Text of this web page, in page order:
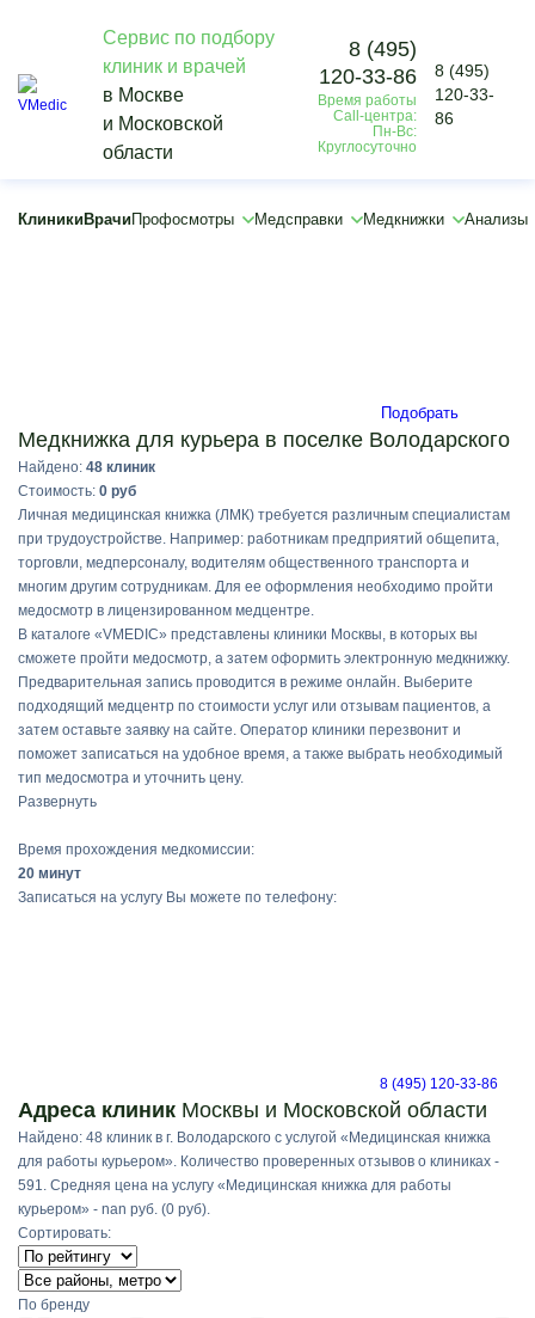
Сервис по подбору
клиник и врачей
в Москве
и Московской
области
8 (495)
120-33-86
Время работы
Call-центра:
Пн-Вс:
Круглосуточно
8 (495)
120-33-
86
Клиники Врачи Профосмотры Медсправки Медкнижки Анализы
Vmedic
Медкнижки
Медицинская книжка для работы курьером
Подобрать
Медкнижка для курьера в поселке Володарского
Найдено: 48 клиник
Стоимость: 0 руб
Личная медицинская книжка (ЛМК) требуется различным специалистам
при трудоустройстве. Например: работникам предприятий общепита,
торговли, медперсоналу, водителям общественного транспорта и
многим другим сотрудникам. Для ее оформления необходимо пройти
медосмотр в лицензированном медцентре.
В каталоге «VMEDIC» представлены клиники Москвы, в которых вы
сможете пройти медосмотр, а затем оформить электронную медкнижку.
Предварительная запись проводится в режиме онлайн. Выберите
подходящий медцентр по стоимости услуг или отзывам пациентов, а
затем оставьте заявку на сайте. Оператор клиники перезвонит и
поможет записаться на удобное время, а также выбрать необходимый
тип медосмотра и уточнить цену.
Развернуть
Время прохождения медкомиссии:
20 минут
Записаться на услугу Вы можете по телефону:
8 (495) 120-33-86
Адреса клиник Москвы и Московской области
Найдено: 48 клиник в г. Володарского с услугой «Медицинская книжка
для работы курьером». Количество проверенных отзывов о клиниках -
591. Средняя цена на услугу «Медицинская книжка для работы
курьером» - nan руб. (0 руб).
Сортировать:
По бренду